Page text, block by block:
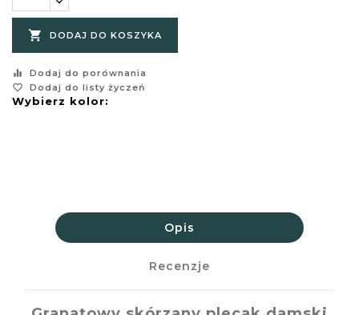
 DODAJ DO KOSZYKA
equalizer
Dodaj do porównania
favorite_border
Dodaj do listy życzeń
Wybierz kolor:
Opis
Recenzje